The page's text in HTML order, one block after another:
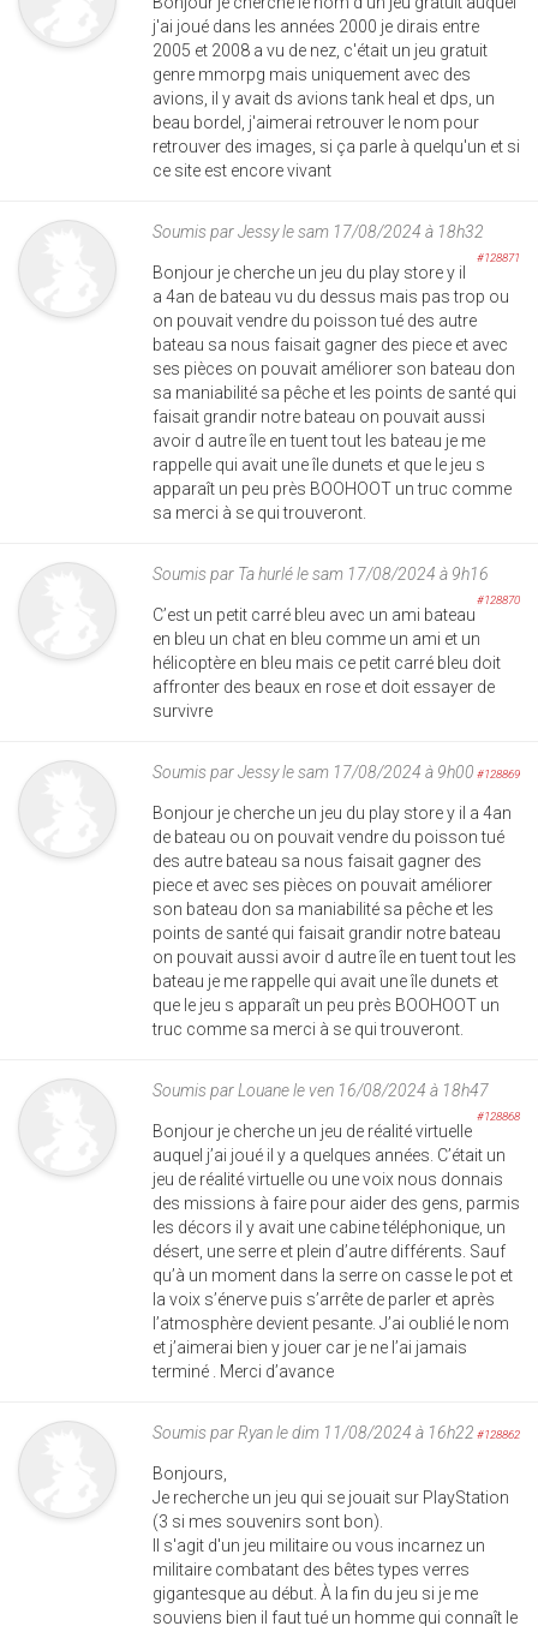
j'ai joué dans les années 2000 je dirais entre
2005 et 2008 a vu de nez, c'était un jeu gratuit
genre mmorpg mais uniquement avec des
avions, il y avait ds avions tank heal et dps, un
beau bordel, j'aimerai retrouver le nom pour
retrouver des images, si ça parle à quelqu'un et si
ce site est encore vivant
Soumis parJessyle sam 17/08/2024 à 18h32
#128871
Bonjour je cherche un jeu du play store y il
a 4an de bateau vu du dessus mais pas trop ou
on pouvait vendre du poisson tué des autre
bateau sa nous faisait gagner des piece et avec
ses pièces on pouvait améliorer son bateau don
sa maniabilité sa pêche et les points de santé qui
faisait grandir notre bateau on pouvait aussi
avoir d autre île en tuent tout les bateau je me
rappelle qui avait une île dunets et que le jeu s
apparaît un peu près BOOHOOT un truc comme
sa merci à se qui trouveront.
Soumis par Ta hurléle sam 17/08/2024 à 9h16
#128870
C’est un petit carré bleu avec un ami bateau
en bleu un chat en bleu comme un ami et un
hélicoptère en bleu mais ce petit carré bleu doit
affronter des beaux en rose et doit essayer de
survivre
Soumis parJessyle sam 17/08/2024 à 9h00 #128869
Bonjour je cherche un jeu du play store y il a 4an
de bateau ou on pouvait vendre du poisson tué
des autre bateau sa nous faisait gagner des
piece et avec ses pièces on pouvait améliorer
son bateau don sa maniabilité sa pêche et les
points de santé qui faisait grandir notre bateau
on pouvait aussi avoir d autre île en tuent tout les
bateau je me rappelle qui avait une île dunets et
que le jeu s apparaît un peu près BOOHOOT un
truc comme sa merci à se qui trouveront.
Soumis parLouanele ven 16/08/2024 à 18h47
#128868
Bonjour je cherche un jeu de réalité virtuelle
auquel j’ai joué il y a quelques années. C’était un
jeu de réalité virtuelle ou une voix nous donnais
des missions à faire pour aider des gens, parmis
les décors il y avait une cabine téléphonique, un
désert, une serre et plein d’autre différents. Sauf
qu’à un moment dans la serre on casse le pot et
la voix s’énerve puis s’arrête de parler et après
l’atmosphère devient pesante. J’ai oublié le nom
et j’aimerai bien y jouer car je ne l’ai jamais
terminé . Merci d’avance
Soumis parRyanle dim 11/08/2024 à 16h22 #128862
Bonjours,
Je recherche un jeu qui se jouait sur PlayStation
(3 si mes souvenirs sont bon).
Il s'agit d'un jeu militaire ou vous incarnez un
militaire combatant des bêtes types verres
gigantesque au début. À la fin du jeu si je me
souviens bien il faut tué un homme qui connaît le